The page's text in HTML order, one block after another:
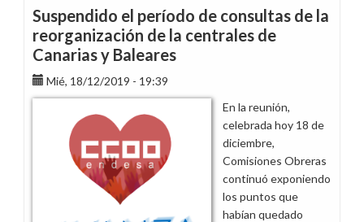
y
salidas
en
Generación
Suspendido el período de consultas de la
reorganización de la centrales de
Canarias y Baleares
Mié, 18/12/2019 - 19:39
En la reunión,
celebrada hoy 18 de
diciembre,
Comisiones Obreras
continuó exponiendo
los puntos que
habían quedado